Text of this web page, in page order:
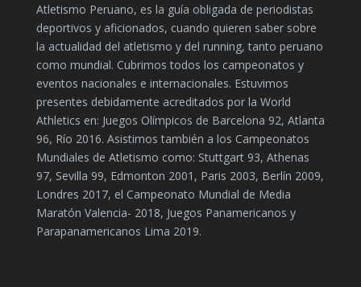
Atletismo Peruano, es la guía obligada de periodistas
deportivos y aficionados, cuando quieren saber sobre
la actualidad del atletismo y del running, tanto peruano
como mundial. Cubrimos todos los campeonatos y
eventos nacionales e internacionales. Estuvimos
presentes debidamente acreditados por la World
Athletics en: Juegos Olímpicos de Barcelona 92, Atlanta
96, Río 2016. Asistimos también a los Campeonatos
Mundiales de Atletismo como: Stuttgart 93, Athenas
97, Sevilla 99, Edmonton 2001, Paris 2003, Berlín 2009,
Londres 2017, el Campeonato Mundial de Media
Maratón Valencia- 2018, Juegos Panamericanos y
Parapanamericanos Lima 2019.